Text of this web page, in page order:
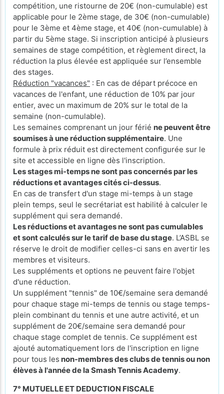
compétition, une ristourne de 20€ (non-cumulable) est
applicable pour le 2ème stage, de 30€ (non-cumulable)
pour le 3ème et 4ème stage, et 40€ (non-cumulable) à
partir du 5ème stage. Si inscription anticipé à plusieurs
semaines de stage compétition, et règlement direct, la
réduction la plus élevée est appliquée sur l’ensemble
des stages.
Réduction "vacances" : En cas de départ précoce en
vacances de l'enfant, une réduction de 10% par jour
entier, avec un maximum de 20% sur le total de la
semaine (non-cumulable).
Les semaines comprenant un jour férié ne peuvent être
soumises à une réduction supplémentaire. Une
formule à prix réduit est directement configurée sur le
site et accessible en ligne dès l'inscription.
Les stages mi-temps ne sont pas concernés par les
réductions et avantages cités ci-dessus.
En cas de transfert d'un stage mi-temps à un stage
plein temps, seul le secrétariat est habilité à calculer le
supplément qui sera demandé.
Les réductions et avantages ne sont pas cumulables
et sont calculés sur le tarif de base du stage. L’ASBL se
réserve le droit de modifier celles-ci sans en avertir les
membres et visiteurs.
Les suppléments et options ne peuvent faire l'objet
d'une réduction.
Un supplément "tennis" de 10€/semaine sera demandé
pour chaque stage mi-temps de tennis ou stage temps-
plein combinant du tennis et une autre activité, et un
supplément de 20€/semaine sera demandé pour
chaque stage complet de tennis. Ce supplément est
ajouté automatiquement lors de l'inscription en ligne
pour tous les non-membres des clubs de tennis ou non
élèves à l'année de la Smash Tennis Academy.
7° MUTUELLE ET DEDUCTION FISCALE